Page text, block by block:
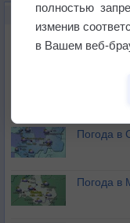
НОВОЕ О ПОГОДЕ
Погода в
Погода в
Погода в
Погода в
полностью
изменив
в Вашем веб-